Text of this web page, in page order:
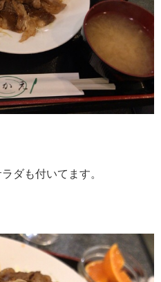
ダも付いてます。